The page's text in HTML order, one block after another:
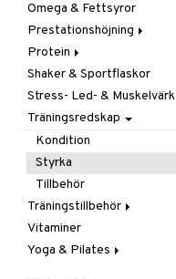
Aminosyror
Gainer
Kreatin
Övriga
Omega & Fettsyror
Prestationshöjning
Kreatin
Övriga
Pre-Workout
Protein
Blandat protein
Soja- & Äggprotein
Vassleprotein
Shaker & Sportflaskor
Stress- Led- & Muskelvärk
Träningsredskap
Kondition
Styrka
Tillbehör
Träningstillbehör
Gåstav
Övrigt
Vitaminer
Yoga & Pilates